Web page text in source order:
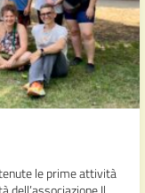
le prime attività